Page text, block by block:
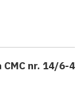
nr. 14/6-4